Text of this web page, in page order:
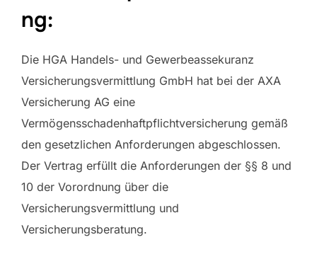
ng:
Die HGA Handels- und Gewerbeassekuranz
Versicherungsvermittlung GmbH hat bei der AXA
Versicherung AG eine
Vermögensschadenhaftpflichtversicherung gemäß
den gesetzlichen Anforderungen abgeschlossen.
Der Vertrag erfüllt die Anforderungen der §§ 8 und
10 der Vorordnung über die
Versicherungsvermittlung und
Versicherungsberatung.